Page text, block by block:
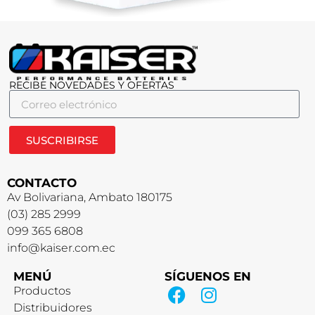
RECIBE NOVEDADES Y OFERTAS
SUSCRIBIRSE
CONTACTO
Av Bolivariana, Ambato 180175
(03) 285 2999
099 365 6808
info@kaiser.com.ec
MENÚ
Productos
Distribuidores
SÍGUENOS EN